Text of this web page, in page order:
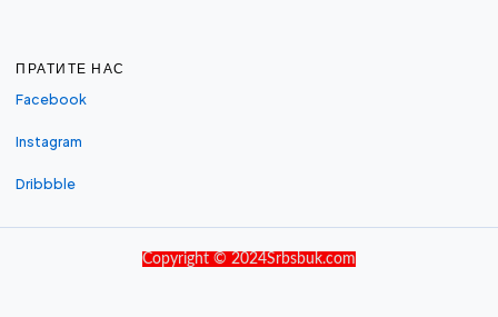
ПРАТИТЕ НАС
Facebook
Instagram
Dribbble
Copyright © 2024Srbsbuk.com